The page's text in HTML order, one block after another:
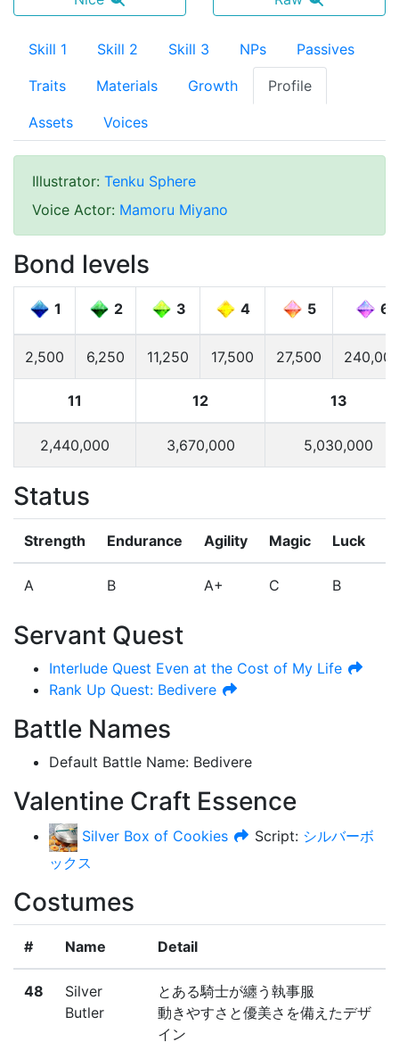
Skill 1 Skill 2 Skill 3 NPs Passives
Traits Materials Growth Profile
Assets Voices
Illustrator: Tenku Sphere
Voice Actor: Mamoru Miyano
Bond levels
1 2 3 4 5 6
2,500 6,250 11,250 17,500 27,500
11 12 13
2,440,000 3,670,000 5,030,000
Status
Strength Endurance Agility Magic Luck
A B A+ C B
Servant Quest
Interlude Quest Even at the Cost of My Life
Rank Up Quest: Bedivere
Battle Names
Default Battle Name: Bedivere
Valentine Craft Essence
Silver Box of Cookies Script: シルバーボ
ックス
Costumes
# Name Detail
48
Silver
Butler
とある騎士が纏う執事服
動きやすさと優美さを備えたデザ
イン